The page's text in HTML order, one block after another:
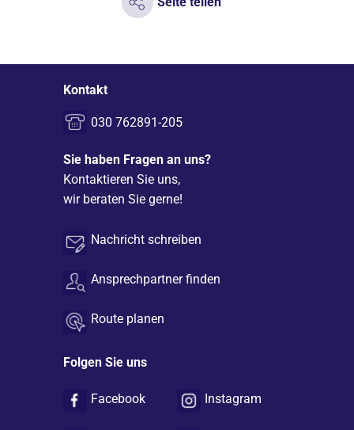
Kontakt
030 762891-205
Sie haben Fragen an uns?
Kontaktieren Sie uns,
wir beraten Sie gerne!
Nachricht schreiben
Ansprechpartner finden
Route planen
Folgen Sie uns
Facebook Instagram